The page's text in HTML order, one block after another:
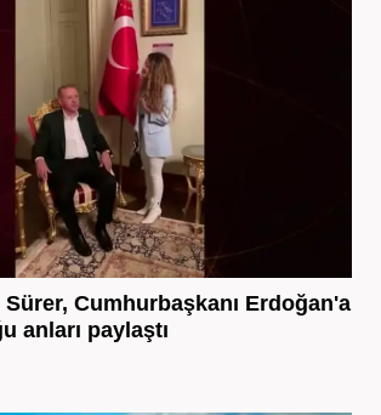
Sürer, Cumhurbaşkanı Erdoğan'a
anları paylaştı